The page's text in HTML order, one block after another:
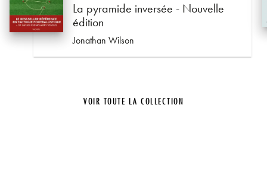
La pyramide inversée - Nouvelle
édition
Jonathan Wilson
VOIR TOUTE LA COLLECTION